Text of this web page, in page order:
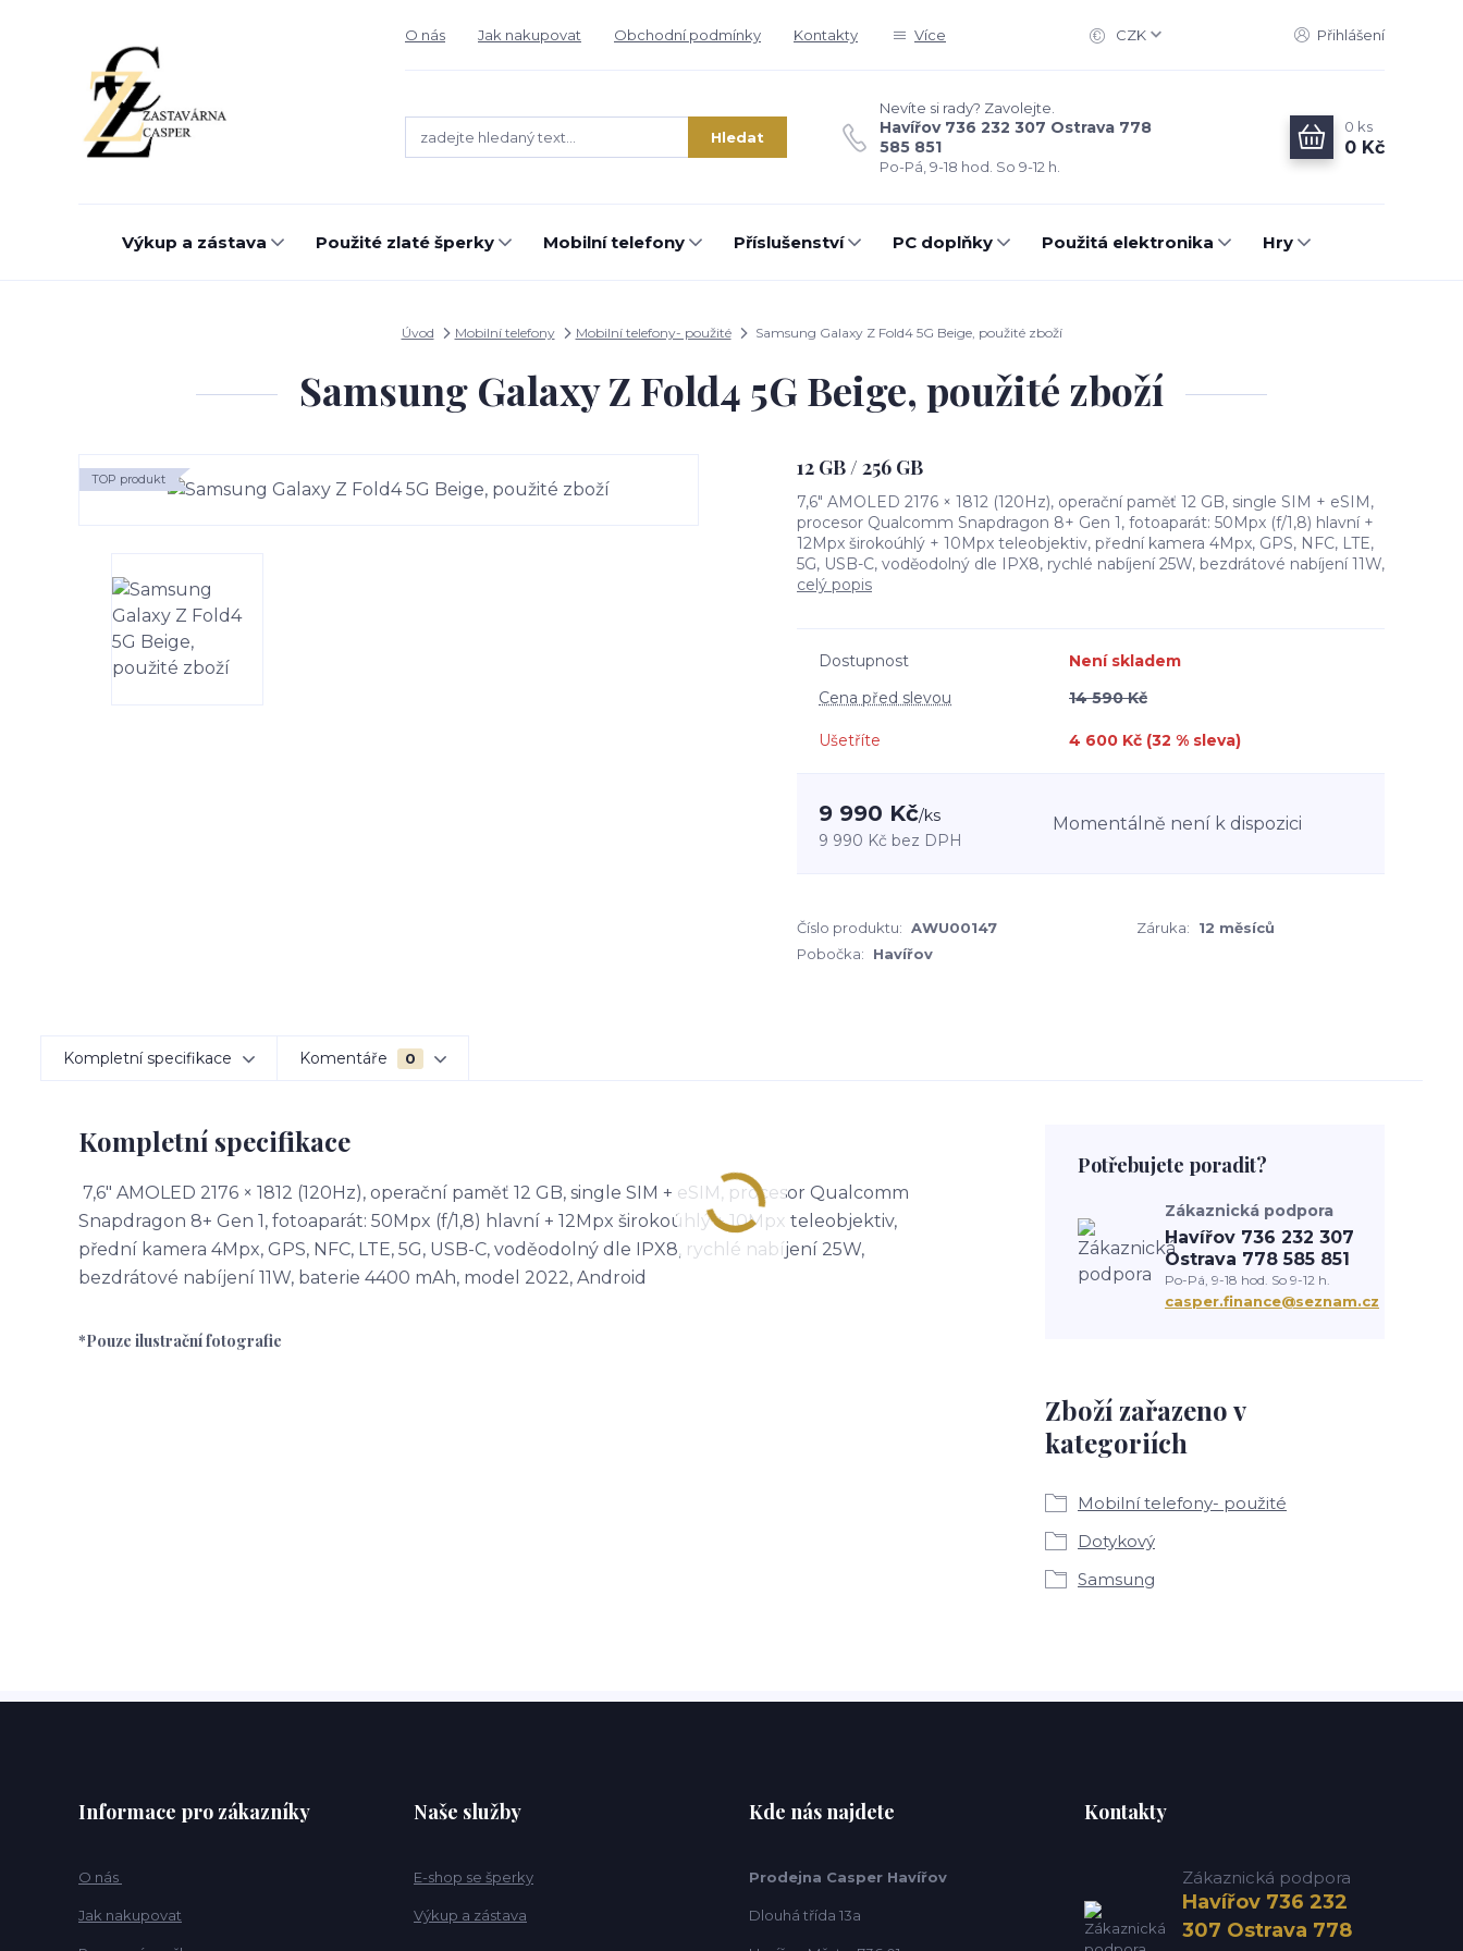
O nás Jak nakupovat Obchodní podmínky Kontakty Více CZK Přihlášení
Hledat
Nevíte si rady? Zavolejte.
Havířov 736 232 307 Ostrava 778
585 851
Po-Pá, 9-18 hod. So 9-12 h.
0 ks
0 Kč
Výkup a zástava Použité zlaté šperky Mobilní telefony Příslušenství PC doplňky Použitá elektronika Hry
Úvod Mobilní telefony Mobilní telefony- použité Samsung Galaxy Z Fold4 5G Beige, použité zboží
Samsung Galaxy Z Fold4 5G Beige, použité zboží
TOP produkt 12 GB / 256 GB
7,6" AMOLED 2176 × 1812 (120Hz), operační paměť 12 GB, single SIM + eSIM,
procesor Qualcomm Snapdragon 8+ Gen 1, fotoaparát: 50Mpx (f/1,8) hlavní +
12Mpx širokoúhlý + 10Mpx teleobjektiv, přední kamera 4Mpx, GPS, NFC, LTE,
5G, USB-C, voděodolný dle IPX8, rychlé nabíjení 25W, bezdrátové nabíjení 11W,
celý popis
Dostupnost
Není skladem
Cena před slevou
14 590 Kč
Ušetříte 4 600 Kč (32 % sleva)
9 990 Kč/ks
9 990 Kč bez DPH
Momentálně není k dispozici
Číslo produktu: AWU00147 Záruka:
12 měsíců
Pobočka:
Havířov
Kompletní specifikace Komentáře 0
Kompletní specifikace
7,6" AMOLED 2176 × 1812 (120Hz), operační paměť 12 GB, single SIM + eSIM, procesor Qualcomm
Snapdragon 8+ Gen 1, fotoaparát: 50Mpx (f/1,8) hlavní + 12Mpx širokoúhlý + 10Mpx teleobjektiv,
přední kamera 4Mpx, GPS, NFC, LTE, 5G, USB-C, voděodolný dle IPX8, rychlé nabíjení 25W,
bezdrátové nabíjení 11W, baterie 4400 mAh, model 2022, Android
*Pouze ilustrační fotografie
Zboží zařazeno v
kategoriích
Mobilní telefony- použité
Dotykový
Samsung
Potřebujete poradit?
Zákaznická podpora
Havířov 736 232 307
Ostrava 778 585 851
Po-Pá, 9-18 hod. So 9-12 h.
casper.finance@seznam.cz
Informace pro zákazníky
O nás
Jak nakupovat
Naše služby
E-shop se šperky
Výkup a zástava
Kde nás najdete
Prodejna Casper Havířov
Dlouhá třída 13a
Kontakty
Zákaznická podpora
Havířov 736 232
307 Ostrava 778